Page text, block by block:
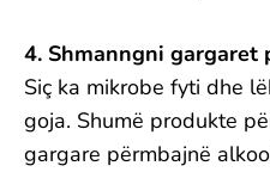
4. Shmanngni gargaret
Siç ka mikrobe fyti dhe
goja. Shumë produkte
gargare përmbajnë